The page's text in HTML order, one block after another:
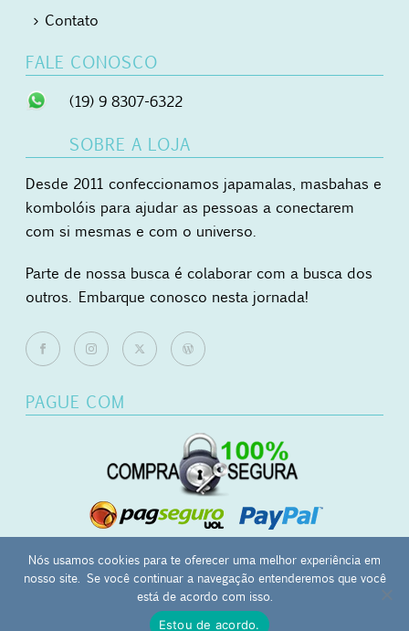
Contato
FALE CONOSCO
(19) 9 8307-6322
SOBRE A LOJA
Desde 2011 confeccionamos japamalas, masbahas e
kombolóis para ajudar as pessoas a conectarem
com si mesmas e com o universo.
Parte de nossa busca é colaborar com a busca dos
outros. Embarque conosco nesta jornada!
PAGUE COM
Mãos Ocupadas - japamala | masbaha | kombolói - CNPJ:
27.657.120/0001-12 - Campinas-SP -
Nós usamos cookies para te oferecer uma melhor experiência em
nosso site. Se você continuar a navegação entenderemos que você
está de acordo com isso.
Estou de acordo.